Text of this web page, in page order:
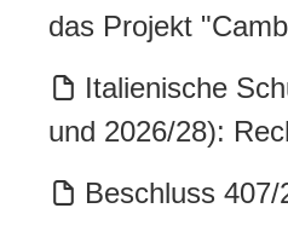
das Projekt
Italienische
und 2026/28):
Beschluss